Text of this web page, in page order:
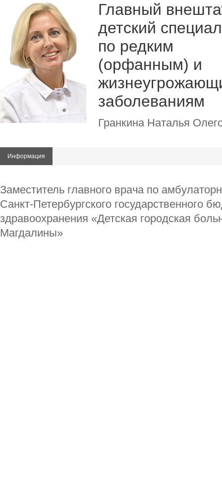
Главный
детский
по редким
(орфанным) и
заболеваниям
Гранкина Наталья
Информация
Заместитель главного врача по
Санкт-Петербургского государственного
здравоохранения «Детская городская
Магдалины»